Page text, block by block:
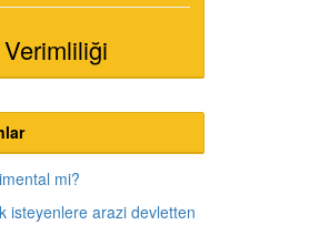
mi?
isteyenlere arazi devletten